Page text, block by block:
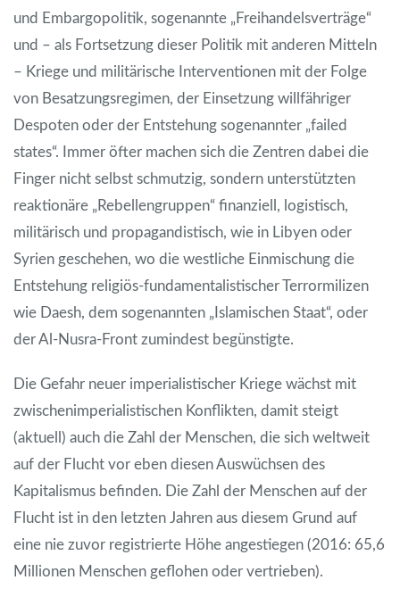
und Embargopolitik, sogenannte „Freihandelsverträge“
und – als Fortsetzung dieser Politik mit anderen Mitteln
– Kriege und militärische Interventionen mit der Folge
von Besatzungsregimen, der Einsetzung willfähriger
Despoten oder der Entstehung sogenannter „failed
states“. Immer öfter machen sich die Zentren dabei die
Finger nicht selbst schmutzig, sondern unterstützten
reaktionäre „Rebellengruppen“ finanziell, logistisch,
militärisch und propagandistisch, wie in Libyen oder
Syrien geschehen, wo die westliche Einmischung die
Entstehung religiös-fundamentalistischer Terrormilizen
wie Daesh, dem sogenannten „Islamischen Staat“, oder
der Al-Nusra-Front zumindest begünstigte.
Die Gefahr neuer imperialistischer Kriege wächst mit
zwischenimperialistischen Konflikten, damit steigt
(aktuell) auch die Zahl der Menschen, die sich weltweit
auf der Flucht vor eben diesen Auswüchsen des
Kapitalismus befinden. Die Zahl der Menschen auf der
Flucht ist in den letzten Jahren aus diesem Grund auf
eine nie zuvor registrierte Höhe angestiegen (2016: 65,6
Millionen Menschen geflohen oder vertrieben).